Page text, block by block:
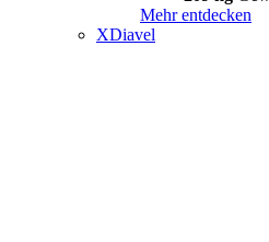
Mehr entdecken
XDiavel